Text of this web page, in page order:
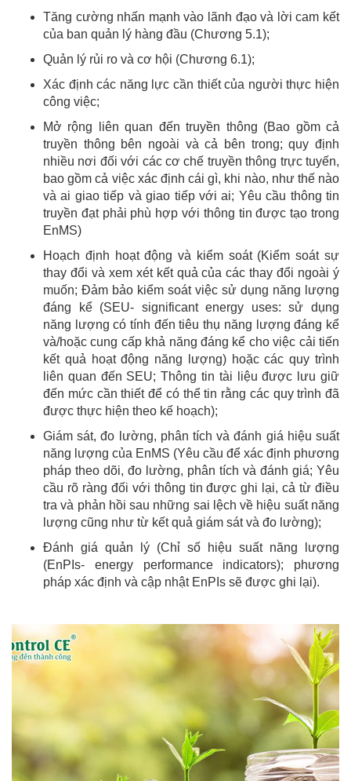
Tăng cường nhấn mạnh vào lãnh đạo và lời cam kết
của ban quản lý hàng đầu (Chương 5.1);
Quản lý rủi ro và cơ hội (Chương 6.1);
Xác định các năng lực cần thiết của người thực hiện
công việc;
Mở rộng liên quan đến truyền thông (Bao gồm cả
truyền thông bên ngoài và cả bên trong; quy định
nhiều nơi đối với các cơ chế truyền thông trực tuyến,
bao gồm cả việc xác định cái gì, khi nào, như thế nào
và ai giao tiếp và giao tiếp với ai; Yêu cầu thông tin
truyền đạt phải phù hợp với thông tin được tạo trong
EnMS)
Hoạch định hoạt động và kiểm soát (Kiểm soát sự
thay đổi và xem xét kết quả của các thay đổi ngoài ý
muốn; Đảm bảo kiểm soát việc sử dụng năng lượng
đáng kể (SEU- significant energy uses: sử dụng
năng lượng có tính đến tiêu thụ năng lượng đáng kể
và/hoặc cung cấp khả năng đáng kể cho việc cải tiến
kết quả hoạt động năng lượng) hoặc các quy trình
liên quan đến SEU; Thông tin tài liệu được lưu giữ
đến mức cần thiết để có thể tin rằng các quy trình đã
được thực hiện theo kế hoạch);
Giám sát, đo lường, phân tích và đánh giá hiệu suất
năng lượng của EnMS (Yêu cầu để xác định phương
pháp theo dõi, đo lường, phân tích và đánh giá; Yêu
cầu rõ ràng đối với thông tin được ghi lại, cả từ điều
tra và phản hồi sau những sai lệch về hiệu suất năng
lượng cũng như từ kết quả giám sát và đo lường);
Đánh giá quản lý (Chỉ số hiệu suất năng lượng
(EnPIs- energy performance indicators); phương
pháp xác định và cập nhật EnPIs sẽ được ghi lại).